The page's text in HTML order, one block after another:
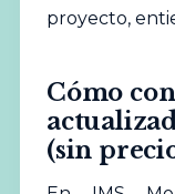
proyecto,
Cómo
(sin